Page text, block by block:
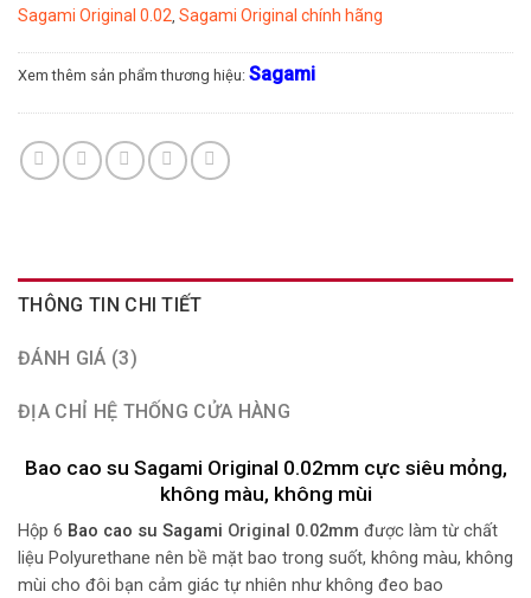
Sagami Original 0.02 Sagami Original chính hãng
Xem thêm sản phẩm thương hiệu: Sagami
THÔNG TIN CHI TIẾT
ĐÁNH GIÁ (3)
ĐỊA CHỈ HỆ THỐNG CỬA HÀNG
Bao cao su Sagami Original 0.02mm cực siêu mỏng,
không màu, không mùi
Hộp 6 Bao cao su Sagami Original 0.02mm được làm từ chất
liệu Polyurethane nên bề mặt bao trong suốt, không màu, không
mùi cho đôi bạn cảm giác tự nhiên như không đeo bao